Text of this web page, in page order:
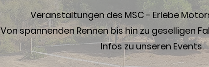
Veranstaltungen des MSC - Erlebe
Von spannenden Rennen bis hin zu geselligen
Infos zu unseren Events.